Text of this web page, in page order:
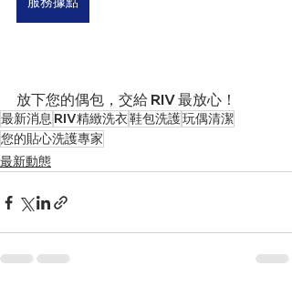
放下您的偶包，交給 RIV 最放心！
最新消息 RIV精緻洗衣鞋包洗護玩偶清潔
您的貼心洗護專家
最新動態